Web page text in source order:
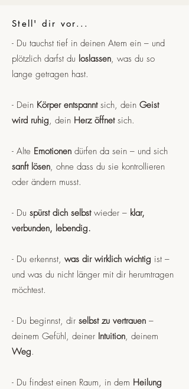
Stell' dir vor...
- Du tauchst tief in deinen Atem ein – und
plötzlich darfst du loslassen, was du so
lange getragen hast.
- Dein Körper entspanntsich, dein Geist
wird ruhig, dein Herz öffnet sich.
- Alte Emotionen dürfen da sein – und sich
sanft lösen, ohne dass du sie kontrollieren
oder ändern musst.
- Du spürst dich selbstwieder – klar,
verbunden, lebendig.
- Du erkennst, was dir wirklich wichtig ist –
und was du nicht länger mit dir herumtragen
möchtest.
- Du beginnst, dir selbst zu vertrauen –
deinem Gefühl, deiner Intuition, deinem
Weg.
- Du findest einen Raum, in dem Heilung